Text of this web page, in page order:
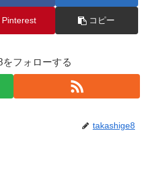
Pinterest コピー
フォローする
takashige8